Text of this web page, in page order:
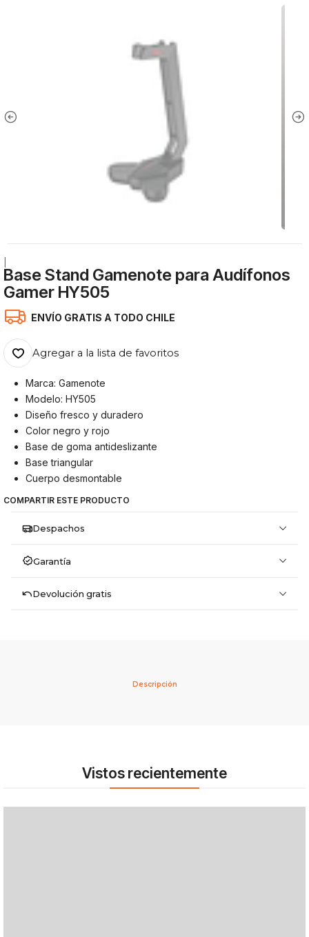
Base Stand Gamenote para Audífonos
Gamer HY505
ENVÍO GRATIS A TODO CHILE
Agregar a la lista de favoritos
Marca: Gamenote
Modelo: HY505
Diseño fresco y duradero
Color negro y rojo
Base de goma antideslizante
Base triangular
Cuerpo desmontable
COMPARTIR ESTE PRODUCTO
Despachos
Garantía
Devolución gratis
Descripción
Vistos recientemente